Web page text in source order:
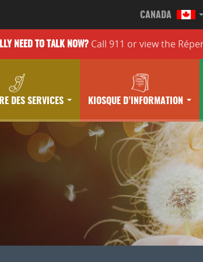
CANADA
NEED TO TALK NOW? Call 911 orview the
DES SERVICES KIOSQUE D’INFORMATION